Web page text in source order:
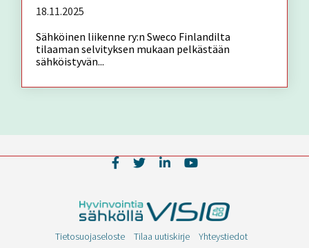
18.11.2025
Sähköinen liikenne ry:n Sweco Finlandilta
tilaaman selvityksen mukaan pelkästään
sähköistyvän...
Tietosuojaseloste Tilaa uutiskirje Yhteystiedot